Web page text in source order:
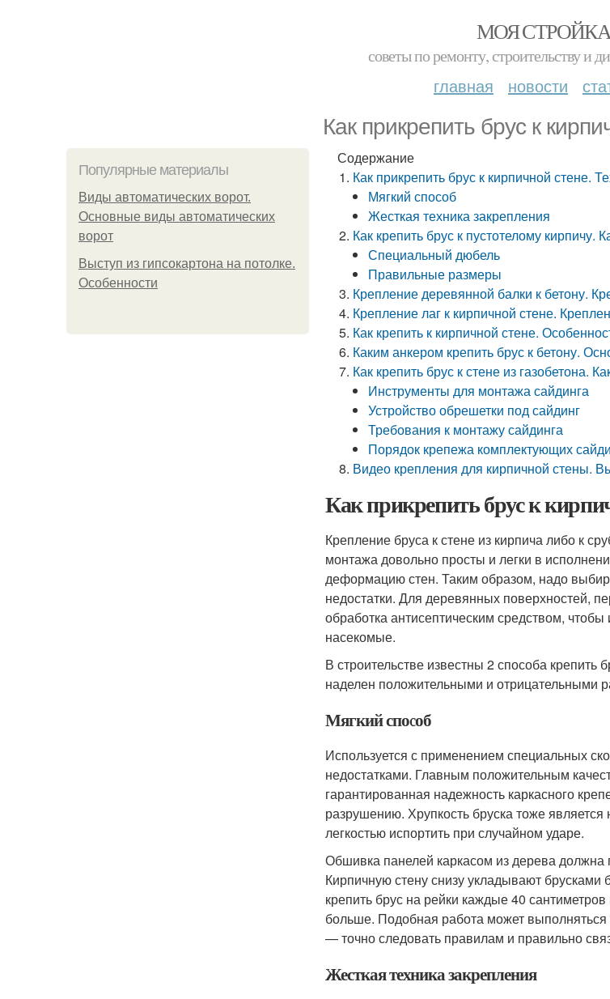
МОЯ
советы по ремонту, строительству и
главная новости
Как прикрепить брус к
Популярные материалы
Виды автоматических ворот.
Основные виды автоматических
ворот
Выступ из гипсокартона на потолке.
Особенности
Содержание
Как прикрепить брус к кирпичной стене.
Мягкий способ
Жесткая техника закрепления
Как крепить брус к пустотелому кирпичу.
Специальный дюбель
Правильные размеры
Крепление деревянной балки к бетону.
Крепление лаг к кирпичной стене.
Как крепить к кирпичной стене.
Каким анкером крепить брус к бетону.
Как крепить брус к стене из газобетона.
Инструменты для монтажа сайдинга
Устройство обрешетки под сайдинг
Требования к монтажу сайдинга
Порядок крепежа комплектующих
Видео крепления для кирпичной стены.
Как прикрепить брус к
Крепление бруса к стене из кирпича либо к
монтажа довольно просты и легки в
деформацию стен. Таким образом, надо
недостатки. Для деревянных поверхностей,
обработка антисептическим средством,
насекомые.
В строительстве известны 2 способа
наделен положительными и отрицательными
Мягкий способ
Используется с применением специальных
недостатками. Главным положительным
гарантированная надежность каркасного
разрушению. Хрупкость бруска тоже
легкостью испортить при случайном ударе.
Обшивка панелей каркасом из дерева должна
Кирпичную стену снизу укладывают
крепить брус на рейки каждые 40
больше. Подобная работа может
— точно следовать правилам и правильно
Жесткая техника закрепления